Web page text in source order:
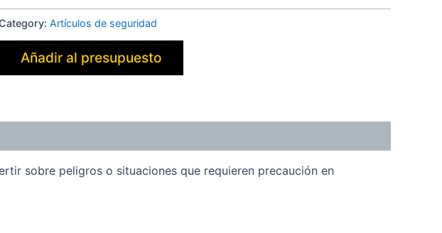
Artículos de seguridad
Añadir al presupuesto
sobre peligros o situaciones que requieren precaución en